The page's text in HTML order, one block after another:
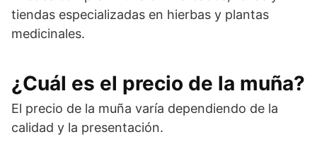
tiendas especializadas en hierbas y plantas
medicinales.
¿Cuál es el precio de la muña?
El precio de la muña varía dependiendo de la
calidad y la presentación.